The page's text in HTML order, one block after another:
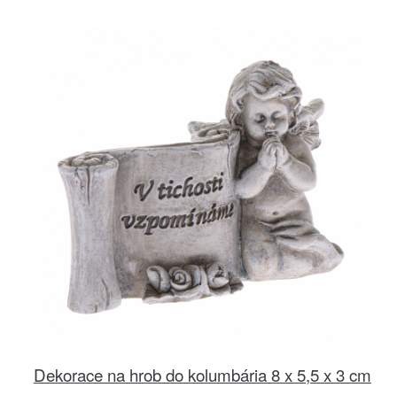
Dekorace na hrob do kolumbária 8 x 5,5 x 3 cm